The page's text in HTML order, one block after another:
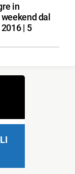
in
dal
| 5